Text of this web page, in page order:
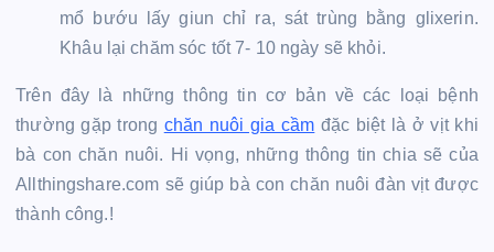
mổ bướu lấy giun chỉ ra, sát trùng bằng glixerin.
Khâu lại chăm sóc tốt 7- 10 ngày sẽ khỏi.
Trên đây là những thông tin cơ bản về các loại bệnh
thường gặp trong chăn nuôi gia cầm đặc biệt là ở vịt khi
bà con chăn nuôi. Hi vọng, những thông tin chia sẽ của
Allthingshare.com sẽ giúp bà con chăn nuôi đàn vịt được
thành công.!